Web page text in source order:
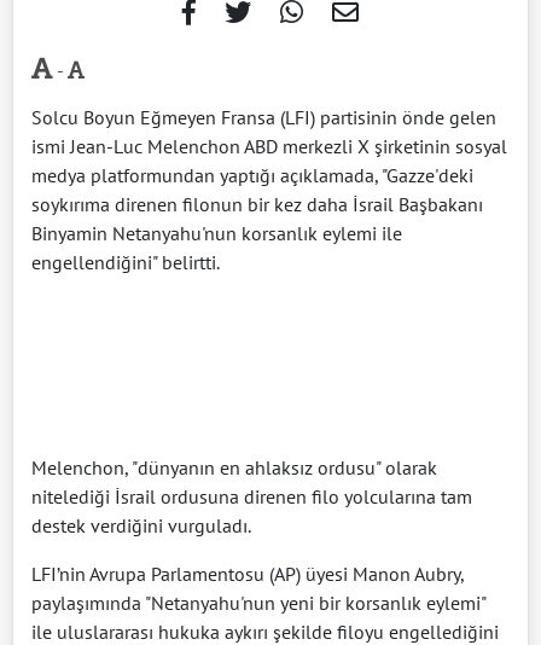
-
Solcu Boyun Eğmeyen Fransa (LFI) partisinin önde gelen
ismi Jean-Luc Melenchon ABD merkezli X şirketinin sosyal
medya platformundan yaptığı açıklamada, "Gazze'deki
soykırıma direnen filonun bir kez daha İsrail Başbakanı
Binyamin Netanyahu'nun korsanlık eylemi ile
engellendiğini" belirtti.
Melenchon, "dünyanın en ahlaksız ordusu" olarak
nitelediği İsrail ordusuna direnen filo yolcularına tam
destek verdiğini vurguladı.
LFI’nin Avrupa Parlamentosu (AP) üyesi Manon Aubry,
paylaşımında "Netanyahu'nun yeni bir korsanlık eylemi"
ile uluslararası hukuka aykırı şekilde filoyu engellediğini